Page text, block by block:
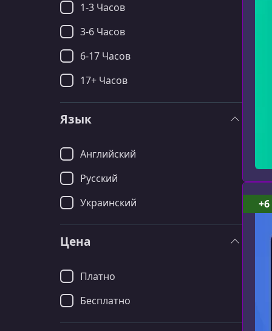
1-3 Часов
3-6 Часов
6-17 Часов
17+ Часов
Язык
Английский
Русский
Украинский
Цена
Платно
Бесплатно
+6